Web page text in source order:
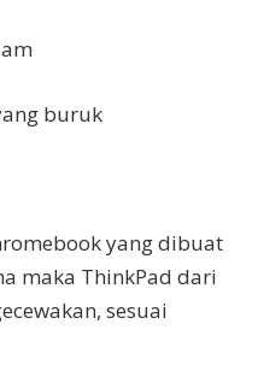
buruk
yang dibuat
maka ThinkPad dari
sesuai